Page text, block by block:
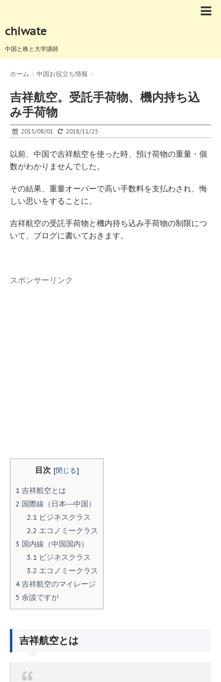
chiwate
中国と株と大学講師
ホーム > 中国お役立ち情報 >
吉祥航空。受託手荷物、機内持ち込
み手荷物
2015/08/01 2018/11/25
以前、中国で吉祥航空を使った時、預け荷物の重量・個
数がわかりませんでした。
その結果、重量オーバーで高い手数料を支払わされ、悔
しい思いをすることに。
吉祥航空の受託手荷物と機内持ち込み手荷物の制限につ
いて、ブログに書いておきます。
スポンサーリンク
目次 [閉じる]
1 吉祥航空とは
2 国際線（日本―中国）
2.1 ビジネスクラス
2.2 エコノミークラス
3 国内線（中国国内）
3.1 ビジネスクラス
3.2 エコノミークラス
4 吉祥航空のマイレージ
5 余談ですが
吉祥航空とは